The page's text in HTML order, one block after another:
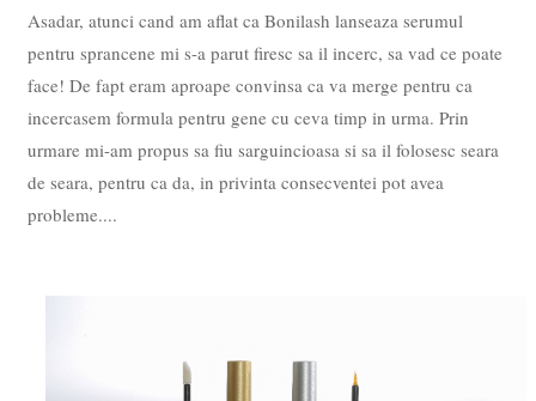
Asadar, atunci cand am aflat ca Bonilash lanseaza serumul
pentru sprancene mi s-a parut firesc sa il incerc, sa vad ce poate
face! De fapt eram aproape convinsa ca va merge pentru ca
incercasem formula pentru gene cu ceva timp in urma. Prin
urmare mi-am propus sa fiu sarguincioasa si sa il folosesc seara
de seara, pentru ca da, in privinta consecventei pot avea
probleme....